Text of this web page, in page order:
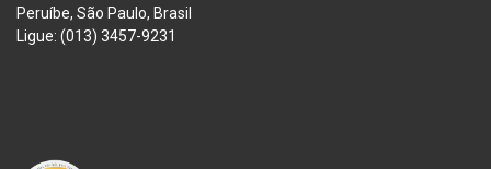
Peruíbe, São Paulo, Brasil
Ligue: (013) 3457-9231